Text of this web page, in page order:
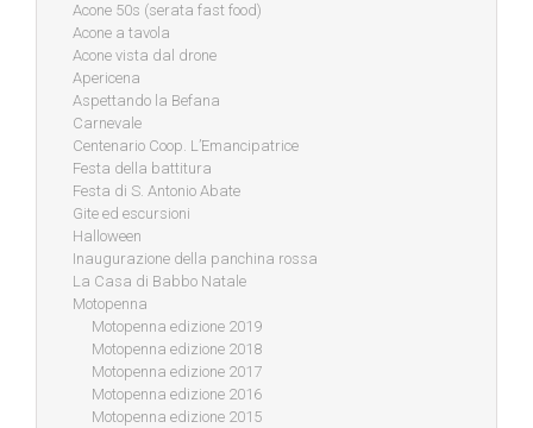
Acone 50s (serata fast food)
Acone a tavola
Acone vista dal drone
Apericena
Aspettando la Befana
Carnevale
Centenario Coop. L’Emancipatrice
Festa della battitura
Festa di S. Antonio Abate
Gite ed escursioni
Halloween
Inaugurazione della panchina rossa
La Casa di Babbo Natale
Motopenna
Motopenna edizione 2019
Motopenna edizione 2018
Motopenna edizione 2017
Motopenna edizione 2016
Motopenna edizione 2015